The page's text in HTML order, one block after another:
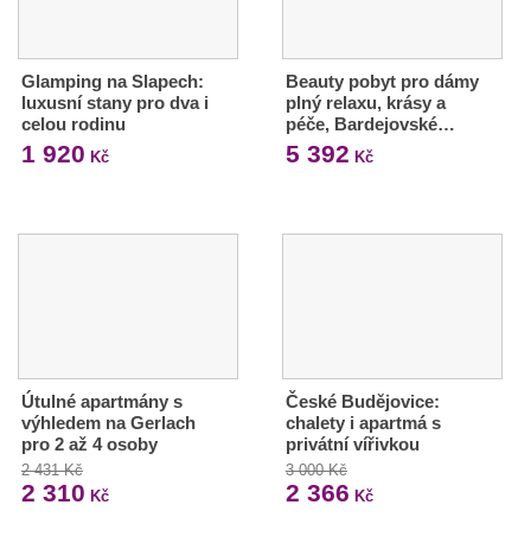
Glamping na Slapech:
luxusní stany pro dva i
celou rodinu
1 920 Kč
Beauty pobyt pro dámy
plný relaxu, krásy a
péče, Bardejovské…
5 392 Kč
Útulné apartmány s
výhledem na Gerlach
pro 2 až 4 osoby
2 431 Kč
2 310 Kč
České Budějovice:
chalety i apartmá s
privátní vířivkou
3 000 Kč
2 366 Kč